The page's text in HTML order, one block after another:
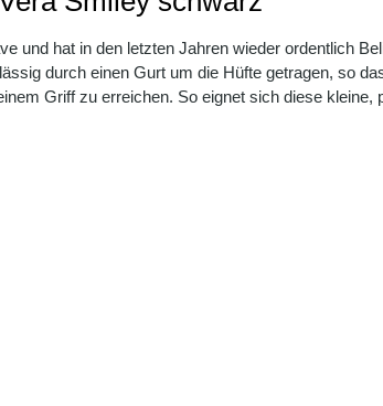
und hat in den letzten Jahren wieder ordentlich
durch einen Gurt um die Hüfte getragen, so
Griff zu erreichen. So eignet sich diese